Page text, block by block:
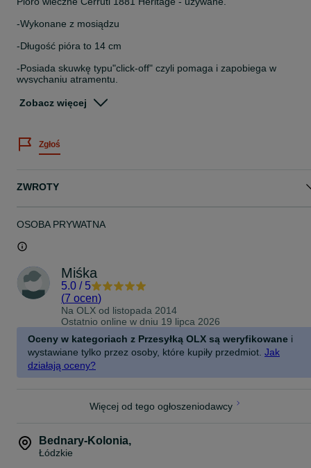
-Wykonane z mosiądzu
-Długość pióra to 14 cm
-Posiada skuwkę typu"click-off" czyli pomaga i zapobiega w
wysychaniu atramentu.
-Suwka ma grawerunek
-Stan Bardzo dobry minus za ślady użytkowania
Zobacz więcej
Zgłoś
ZWROTY
OSOBA PRYWATNA
Miśka
5.0 / 5
(7 ocen)
Na OLX od listopada 2014
Ostatnio online w dniu 19 lipca 2026
Oceny w kategoriach z Przesyłką OLX są weryfikowane i
wystawiane tylko przez osoby, które kupiły przedmiot. Jak
działają oceny?
Więcej od tego ogłoszeniodawcy
Bednary-Kolonia,
Łódzkie